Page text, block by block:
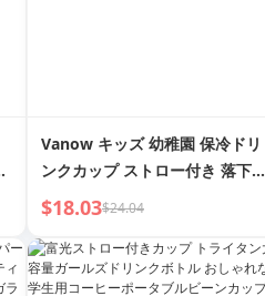
Vanow キッズ 幼稚園 保冷ドリ
ンクカップ ストロー付き 落下防
止 持ち運び用 ベビー ウォータ
$18.03$24.04